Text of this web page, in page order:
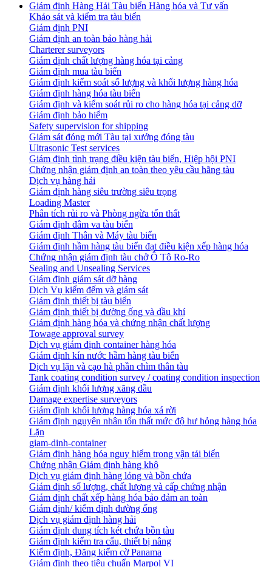
Giám định Hàng Hải Tàu biển Hàng hóa và Tư vấn
Khảo sát và kiểm tra tàu biển
Giám định PNI
Giám định an toàn bảo hàng hải
Charterer surveyors
Giám định chất lượng hàng hóa tại cảng
​Giám định mua tàu biển
Giám định kiểm soát số lượng và khối lượng hàng hóa
Giám định hàng hóa tàu biển
Giám định và kiểm soát rủi ro cho hàng hóa tại cảng dỡ
Giám định bảo hiểm
Safety supervision for shipping
Giám sát đóng mới Tàu tại xưởng đóng tàu
Ultrasonic Test services
Giám định tình trạng điều kiện tàu biển, Hiệp hội PNI
Chứng nhận giám định an toàn theo yêu cầu hãng tàu
Dịch vụ hàng hải
Giám định hàng siêu trường siêu trọng
Loading Master
Phân tích rủi ro và Phòng ngừa tổn thất
​Giám định đâm va tàu biển
Giám định Thân và Máy tàu biển
​Giám định hầm hàng tàu biển đạt điều kiện xếp hàng hóa
Chứng nhận giám định tàu chở Ô Tô Ro-Ro
Sealing and Unsealing Services
Giám định giám sát dỡ hàng
Dịch Vụ kiểm đếm và giám sát
Giám định thiết bị tàu biển
Giám định thiết bị đường ống và dầu khí
Giám định hàng hóa và chứng nhận chất lượng
Towage approval survey
Dịch vụ giám định container hàng hóa
Giám định kín nước hầm hàng tàu biển
Dịch vụ lặn và cạo hà phần chìm thân tàu
Tank coating condition survey / coating condition inspection
Giám định khối lượng xăng dầu
Damage expertise surveyors
Giám định khối lượng hàng hóa xá rời
Giám định nguyên nhân tổn thất mức độ hư hỏng hàng hóa
Lặn
giam-dinh-container
Giám định hàng hóa nguy hiểm trong vận tải biển
Chứng nhận Giám định hàng khô
Dịch vụ giám định hàng lỏng và bồn chứa
Giám định số lượng, chất lượng và cấp chứng nhận
Giám định chất xếp hàng hóa bảo đảm an toàn
Giám định/ kiểm định đường ống
Dịch vụ giám định hàng hải
Giám định dung tích két chứa bồn tàu
Giám định kiểm tra cẩu, thiết bị nâng
Kiểm định, Đăng kiểm cờ Panama
Giám định theo tiêu chuẩn Marpol VI